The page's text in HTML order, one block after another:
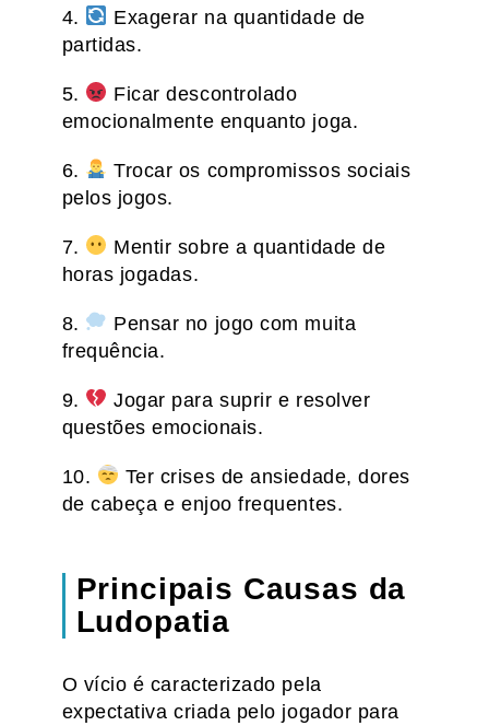
4.
Exagerar na quantidade de
partidas.
5.
Ficar descontrolado
emocionalmente enquanto joga.
6.
Trocar os compromissos sociais
pelos jogos.
7.
Mentir sobre a quantidade de
horas jogadas.
8.
Pensar no jogo com muita
frequência.
9.
Jogar para suprir e resolver
questões emocionais.
10.
Ter crises de ansiedade, dores
de cabeça e enjoo frequentes.
Principais Causas da
Ludopatia
O vício é caracterizado pela
expectativa criada pelo jogador para